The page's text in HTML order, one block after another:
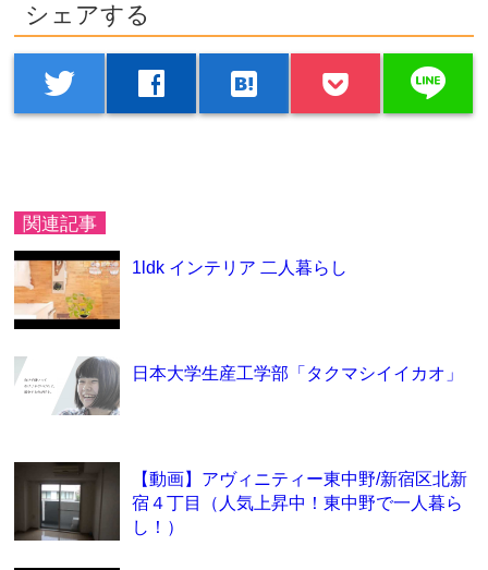
シェアする
twitter facebook hatenabookmark line
関連記事
1ldk インテリア 二人暮らし
日本大学生産工学部「タクマシイイカオ」
【動画】アヴィニティー東中野/新宿区北新
宿４丁目（人気上昇中！東中野で一人暮ら
し！）